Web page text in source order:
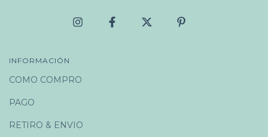
INFORMACIÓN
COMO COMPRO
PAGO
RETIRO & ENVIO